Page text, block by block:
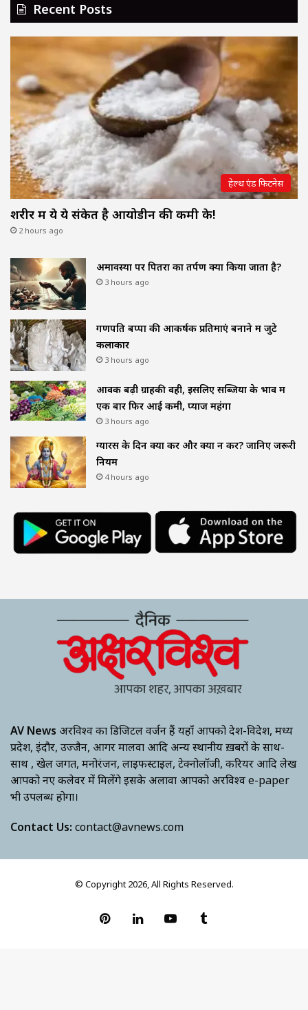
Recent Posts
हेल्थ एंड फिटनेस
शरीर में ये ये संकेत है आयोडीन की कमी के!
2 hours ago
अमावस्या पर पितरों का तर्पण क्यों किया जाता है?
3 hours ago
गणपति बप्पा की आकर्षक प्रतिमाएं बनाने में जुटे
कलाकार
3 hours ago
आवक बढ़ी ग्राहकी वही, इसलिए सब्जियों के भाव में
एक बार फिर आई कमी, प्याज महंगा
3 hours ago
ग्यारस के दिन क्या करें और क्या न करें? जानिए जरूरी
नियम
4 hours ago
AV News अक्षरविश्व का डिजिटल वर्जन हैं यहाँ आपको देश-विदेश, मध्य
प्रदेश, इंदौर, उज्जैन, आगर मालवा आदि अन्य स्थानीय ख़बरों के साथ-
साथ , खेल जगत, मनोरंजन, लाइफस्टाइल, टेक्नोलॉजी, करियर आदि लेख
आपको नए कलेवर में मिलेंगे इसके अलावा आपको अक्षरविश्व e-paper
भी उपलब्ध होगा।
Contact Us: contact@avnews.com
© Copyright 2026, All Rights Reserved.
PinterestLinkedInYouTubeTumblr